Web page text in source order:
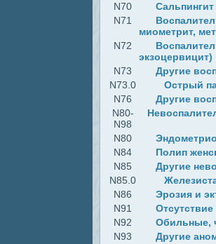
N70
N71
миометрит,
N72
экзоцервицит)
N73
Другие
N73.0
Острый
N76
Другие
N80-
N98
N80
N84
Полип
N85
Другие
N85.0
N86
Эрозия и
N91
N92
Обильные,
N93
Другие